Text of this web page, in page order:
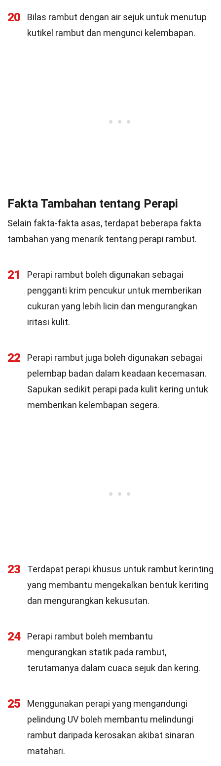
20
Bilas rambut dengan air sejuk untuk menutup
kutikel rambut dan mengunci kelembapan.
Fakta Tambahan tentang Perapi
Selain fakta-fakta asas, terdapat beberapa fakta
tambahan yang menarik tentang perapi rambut.
21
Perapi rambut boleh digunakan sebagai
pengganti krim pencukur untuk memberikan
cukuran yang lebih licin dan mengurangkan
iritasi kulit.
22
Perapi rambut juga boleh digunakan sebagai
pelembap badan dalam keadaan kecemasan.
Sapukan sedikit perapi pada kulit kering untuk
memberikan kelembapan segera.
23
Terdapat perapi khusus untuk rambut kerinting
yang membantu mengekalkan bentuk keriting
dan mengurangkan kekusutan.
24
Perapi rambut boleh membantu
mengurangkan statik pada rambut,
terutamanya dalam cuaca sejuk dan kering.
25
Menggunakan perapi yang mengandungi
pelindung UV boleh membantu melindungi
rambut daripada kerosakan akibat sinaran
matahari.